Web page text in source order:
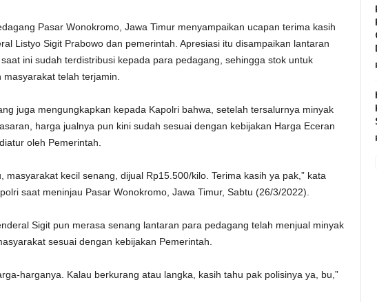
Pasar Wonokromo, Jawa Timur menyampaikan ucapan terima kasih
Listyo Sigit Prabowo dan pemerintah. Apresiasi itu disampaikan lantaran
ini sudah terdistribusi kepada para pedagang, sehingga stok untuk
telah terjamin.
juga mengungkapkan kepada Kapolri bahwa, setelah tersalurnya minyak
harga jualnya pun kini sudah sesuai dengan kebijakan Harga Eceran
oleh Pemerintah.
masyarakat kecil senang, dijual Rp15.500/kilo. Terima kasih ya pak,” kata
saat meninjau Pasar Wonokromo, Jawa Timur, Sabtu (26/3/2022).
Sigit pun merasa senang lantaran para pedagang telah menjual minyak
sesuai dengan kebijakan Pemerintah.
harganya. Kalau berkurang atau langka, kasih tahu pak polisinya ya, bu,”